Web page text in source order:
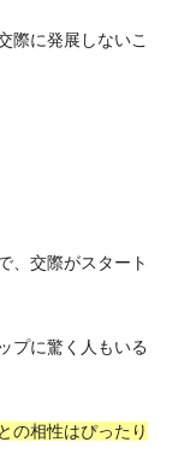
際に発展しないこ
、交際がスタート
プに驚く人もいる
の相性はぴったり